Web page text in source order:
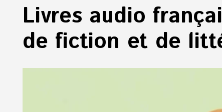
Livres audio
de fiction et de